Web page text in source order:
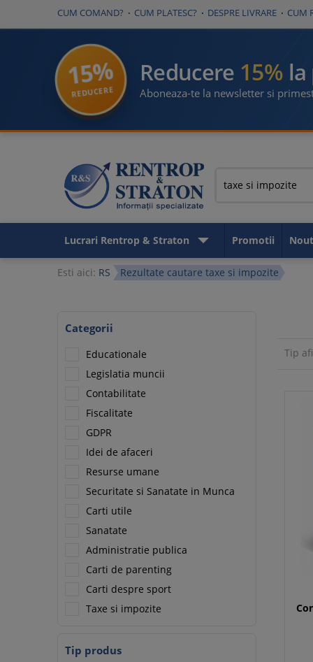
CUM COMAND? CUM PLATESC? DESPRE LIVRARE CUM
15%
REDUCERE
Reducere 15%
Aboneaza-te la newsletter si
Lucrari Rentrop & Straton Promotii
Esti aici: RS Rezultate cautare taxe si impozite
Categorii
Educationale
Legislatia muncii
Contabilitate
Fiscalitate
GDPR
Idei de afaceri
Resurse umane
Securitate si Sanatate in Munca
Carti utile
Sanatate
Administratie publica
Carti de parenting
Carti despre sport
Taxe si impozite
Tip produs
Tip